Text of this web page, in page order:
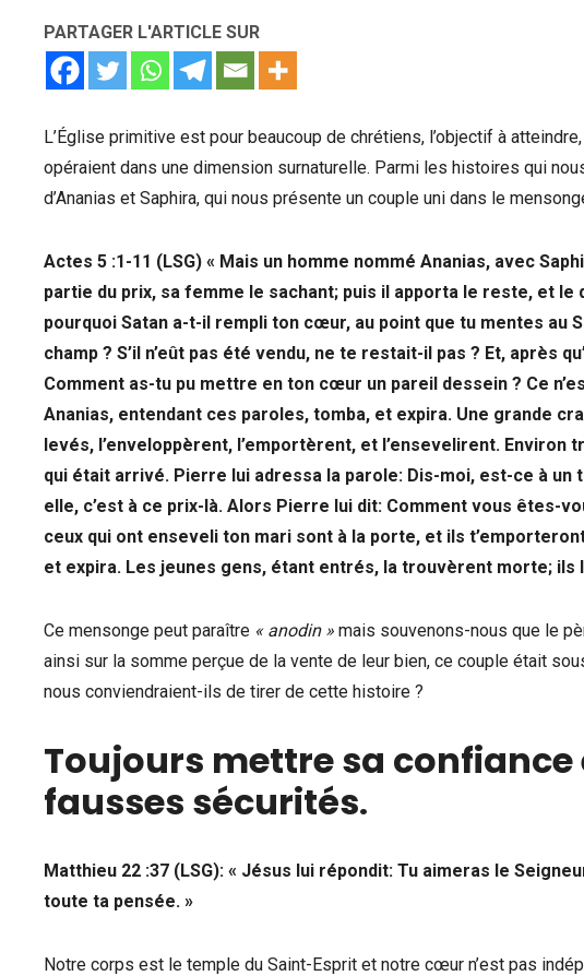
PARTAGER L'ARTICLE SUR
L’Église primitive est pour beaucoup de chrétiens, l’objectif à
opéraient dans une dimension surnaturelle. Parmi les histoires qui
d’Ananias et Saphira, qui nous présente un couple uni dans le
Actes 5 :1-11 (LSG) « Mais un homme nommé Ananias, avec
partie du prix, sa femme le sachant; puis il apporta le reste, et
pourquoi Satan a-t-il rempli ton cœur, au point que tu mentes au
champ ? S’il n’eût pas été vendu, ne te restait-il pas ? Et, après
Comment as-tu pu mettre en ton cœur un pareil dessein ? Ce
Ananias, entendant ces paroles, tomba, et expira. Une grande
levés, l’enveloppèrent, l’emportèrent, et l’ensevelirent.
qui était arrivé. Pierre lui adressa la parole: Dis-moi, est-ce à un
elle, c’est à ce prix-là. Alors Pierre lui dit: Comment vous êtes-
ceux qui ont enseveli ton mari sont à la porte, et ils
et expira. Les jeunes gens, étant entrés, la trouvèrent morte; ils
Ce mensonge peut paraître « anodin » mais souvenons-nous que le
ainsi sur la somme perçue de la vente de leur bien, ce couple était
nous conviendraient-ils de tirer de cette histoire ?
Toujours mettre sa confiance
fausses sécurités.
Matthieu 22 :37 (LSG): « Jésus lui répondit: Tu aimeras le
toute ta pensée. »
Notre corps est le temple du Saint-Esprit et notre cœur n’est pas